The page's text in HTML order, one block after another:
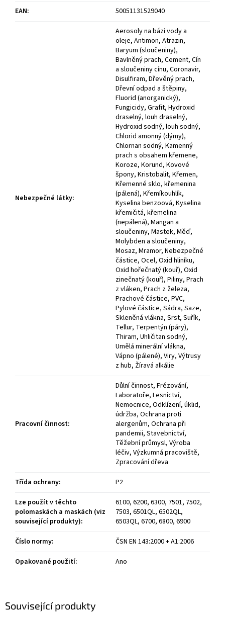
Související produkty
EAN: 50051131529040
Nebezpečné látky:
Aerosoly na bázi vody a
oleje, Antimon, Atrazin,
Baryum (sloučeniny),
Bavlněný prach, Cement, Cín
a sloučeniny cínu, Coronavir,
Disulfiram, Dřevěný prach,
Dřevní odpad a štěpiny,
Fluorid (anorganický),
Fungicidy, Grafit, Hydroxid
draselný, louh draselný,
Hydroxid sodný, louh sodný,
Chlorid amonný (dýmy),
Chlornan sodný, Kamenný
prach s obsahem křemene,
Koroze, Korund, Kovové
špony, Kristobalit, Křemen,
Křemenné sklo, křemenina
(pálená), Křemíkouhlík,
Kyselina benzoová, Kyselina
křemičitá, křemelina
(nepálená), Mangan a
sloučeniny, Mastek, Měď,
Molybden a sloučeniny,
Mosaz, Mramor, Nebezpečné
částice, Ocel, Oxid hliníku,
Oxid hořečnatý (kouř), Oxid
zinečnatý (kouř), Piliny, Prach
z vláken, Prach z železa,
Prachové částice, PVC,
Pylové částice, Sádra, Saze,
Skleněná vlákna, Srst, Suřík,
Tellur, Terpentýn (páry),
Thiram, Uhličitan sodný,
Umělá minerální vlákna,
Vápno (pálené), Viry, Výtrusy
z hub, Žíravá alkálie
Pracovní činnost:
Důlní činnost, Frézování,
Laboratoře, Lesnictví,
Nemocnice, Odklízení, úklid,
údržba, Ochrana proti
alergenům, Ochrana při
pandemii, Stavebnictví,
Těžební průmysl, Výroba
léčiv, Výzkumná pracoviště,
Zpracování dřeva
Třída ochrany:
P2
Lze použít v těchto
polomaskách a maskách (viz
související produkty):
6100, 6200, 6300, 7501, 7502,
7503, 6501QL, 6502QL,
6503QL, 6700, 6800, 6900
Číslo normy:
ČSN EN 143:2000 + A1:2006
Opakované použití: Ano